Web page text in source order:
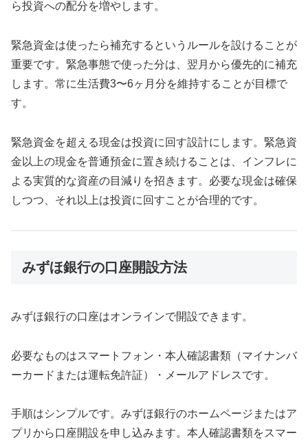
ら投資への配分を増やします。
緊急資金は使ったら補充するというルールを設けることが
重要です。緊急事態で使った分は、翌月から優先的に補充
します。常に生活費3〜6ヶ月分を維持することが目標で
す。
緊急資金を超える現金は投資に回す設計にします。緊急資
金以上の現金を普通預金に置き続けることは、インフレに
よる実質的な資産の目減りを招きます。必要な現金は確保
しつつ、それ以上は投資に回すことが合理的です。
みずほ銀行の口座開設方法
みずほ銀行の口座はオンラインで開設できます。
必要なものはスマートフォン・本人確認書類（マイナンバ
ーカードまたは運転免許証）・メールアドレスです。
手順はシンプルです。みずほ銀行のホームページまたはア
プリから口座開設を申し込みます。本人確認書類をスマー